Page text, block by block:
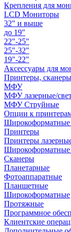
Крепления для
LCD Мониторы
32" и выше
до 19"
22"-25"
25"-32"
19"-22"
Аксессуары для
Принтеры,
МФУ
МФУ лазерные/
МФУ Струйные
Опции к
Принтеры
Принтеры
Сканеры
Планетарные
Фотоаппаратные
Планшетные
Широкоформатные
Протяжные
Программное
Клиентские